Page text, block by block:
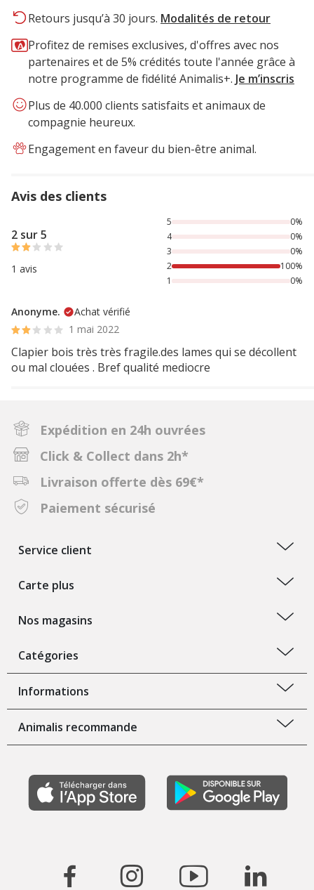
Retours jusqu’à 30 jours. Modalités de retour
Profitez de remises exclusives, d'offres avec nos
partenaires et de 5% crédités toute l'année grâce à
notre programme de fidélité Animalis+. Je m’inscris
Plus de 40.000 clients satisfaits et animaux de
compagnie heureux.
Engagement en faveur du bien-être animal.
Avis des clients
2 sur 5
1 avis
100% des personnes lont noté avec {1} étoiles,
5
0%
4
0%
3
0%
2
100%
1
0%
Anonyme.
Achat vérifié
1 mai 2022
Clapier bois très très fragile.des lames qui se décollent
ou mal clouées . Bref qualité mediocre
Expédition en 24h ouvrées
Click & Collect dans 2h*
Livraison offerte dès 69€*
Paiement sécurisé
Service client
Carte plus
Nos magasins
Catégories
Informations
Animalis recommande